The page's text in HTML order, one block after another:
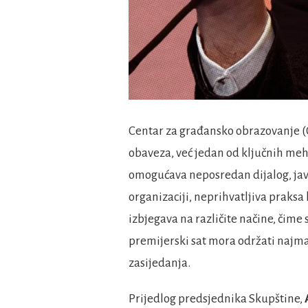
Centar za građansko obrazovanje
obaveza, već jedan od ključnih
omogućava neposredan dijalog,
organizaciji, neprihvatljiva
izbjegava na različite načine, čime
premijerski sat mora održati
zasijedanja.
Prijedlog predsjednika Skupštine,